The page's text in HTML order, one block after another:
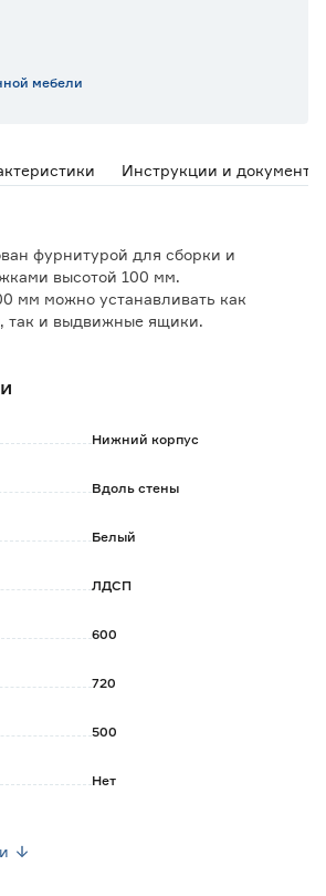
мебели
Инструкции и документы
фурнитурой для сборки и
высотой 100 мм.
мм можно устанавливать как
так и выдвижные ящики.
в разобранном виде и требует
Нижний корпус
Вдоль стены
Белый
ЛДСП
600
720
500
Нет